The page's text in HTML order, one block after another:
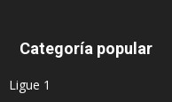
Categoría popular
Ligue 1